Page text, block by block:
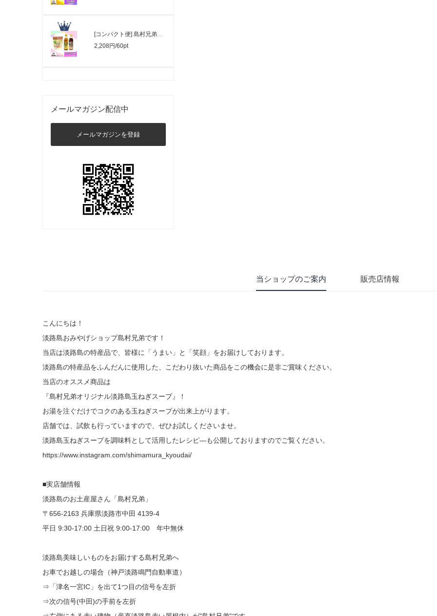
[コンパクト便] 島村兄弟人気の3品から選..
2,208円/60pt
メールマガジン配信中
メールマガジンを登録
当ショップのご案内 販売店情報
こんにちは！
淡路島おみやげショップ島村兄弟です！
当店は淡路島の特産品で、皆様に「うまい」と「笑顔」をお届けしております。
淡路島の特産品をふんだんに使用した、こだわり抜いた商品をこの機会に是非ご賞味ください。
当店のオススメ商品は
『島村兄弟オリジナル淡路島玉ねぎスープ』！
お湯を注ぐだけでコクのある玉ねぎスープが出来上がります。
店舗では、試飲も行っていますので、ぜひお試しくださいませ。
淡路島玉ねぎスープを調味料として活用したレシピ―も公開しておりますのでご覧ください。
https://www.instagram.com/shimamura_kyoudai/
■実店舗情報
淡路島のお土産屋さん「島村兄弟」
〒656-2163 兵庫県淡路市中田 4139-4
平日 9:30-17:00 土日祝 9:00-17:00 年中無休
淡路島美味しいものをお届けする島村兄弟へ
お車でお越しの場合（神戸淡路鳴門自動車道）
⇒「津名一宮IC」を出て1つ目の信号を左折
⇒次の信号(中田)の手前を左折